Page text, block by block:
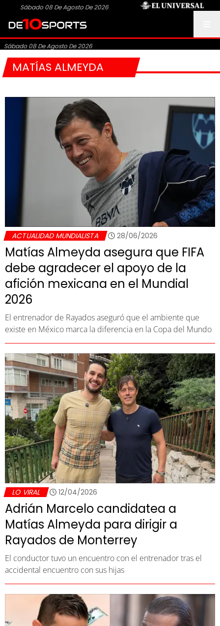
Sábado 08 De Agosto De 2026
Sábado 08 De Agosto De 2026
MATÍAS ALMEYDA
ACTUALIDAD MUNDIALISTA 28/06/2026
Matías Almeyda asegura que FIFA
debe agradecer el apoyo de la
afición mexicana en el Mundial
2026
El entrenador de Rayados aseguró que el ambiente que
existe en México marca la diferencia en la Copa del Mundo
LO VIRAL 12/04/2026
Adrián Marcelo candidatea a
Matías Almeyda para dirigir a
Rayados de Monterrey
El conductor tuvo un encuentro con el entrenador tras el
accidental encuentro con sus hijas